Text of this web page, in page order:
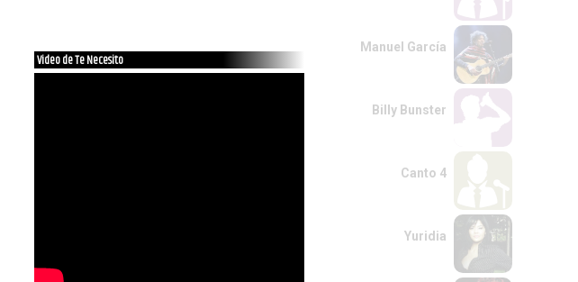
Video de Te Necesito
Manuel García
Billy Bunster
Canto 4
Yuridia